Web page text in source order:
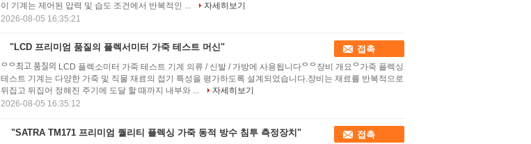
이 기계는 제어된 압력 및 습도 조건에서 반복적인 ...
자세히보기
2026-08-05 16:35:21
"LCD 프리미엄 품질의 플렉서미터 가죽 테스트 머신" 접촉
ᄋᄋ최고 품질의 LCD 플렉소미터 가죽 테스트 기계 의류 / 신발 / 가방에 사용됩니다ᄋᄋ장비 개요ᄋ가죽 플렉싱
테스트 기계는 다양한 가죽 및 직물 재료의 접기 특성을 평가하도록 설계되었습니다.장비는 재료를 반복적으로
뒤집고 뒤집어 정해진 주기에 도달 할 때까지 내부와 ...
자세히보기
2026-08-05 16:35:12
"SATRA TM171 프리미엄 퀄리티 플렉싱 가죽 동적 방수 침투 측정장치" 접촉